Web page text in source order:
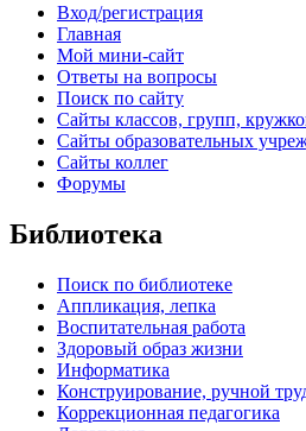
Вход/регистрация
Главная
Мой мини-сайт
Ответы на вопросы
Поиск по сайту
Сайты классов, групп,
Сайты образовательных
Сайты коллег
Форумы
Библиотека
Поиск по библиотеке
Аппликация, лепка
Воспитательная работа
Здоровый образ жизни
Информатика
Конструирование, ручной
Коррекционная педагогика